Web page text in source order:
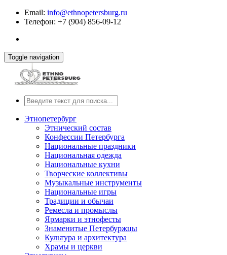
Email: info@ethnopetersburg.ru
Телефон: +7 (904) 856-09-12
Toggle navigation
Этнопетербург
Этнический состав
Конфессии Петербурга
Национальные праздники
Национальная одежда
Национальные кухни
Творческие коллективы
Музыкальные инструменты
Национальные игры
Традиции и обычаи
Ремесла и промыслы
Ярмарки и этнофесты
Знаменитые Петербуржцы
Культура и архитектура
Храмы и церкви